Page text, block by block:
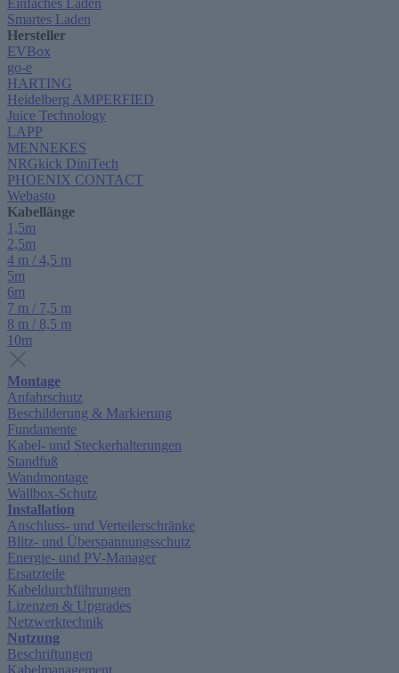
Einfaches Laden
Smartes Laden
Hersteller
EVBox
go-e
HARTING
Heidelberg AMPERFIED
Juice Technology
LAPP
MENNEKES
NRGkick DiniTech
PHOENIX CONTACT
Webasto
Kabellänge
1,5m
2,5m
4 m / 4,5 m
5m
6m
7 m / 7,5 m
8 m / 8,5 m
10m
Montage
Anfahrschutz
Beschilderung & Markierung
Fundamente
Kabel- und Steckerhalterungen
Standfuß
Wandmontage
Wallbox-Schutz
Installation
Anschluss- und Verteilerschränke
Blitz- und Überspannungsschutz
Energie- und PV-Manager
Ersatzteile
Kabeldurchführungen
Lizenzen & Upgrades
Netzwerktechnik
Nutzung
Beschriftungen
Kabelmanagement